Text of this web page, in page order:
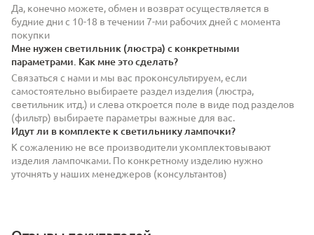
Да, конечно можете, обмен и возврат осуществляется в
будние дни с 10-18 в течении 7-ми рабочих дней с момента
покупки
Мне нужен светильник (люстра) с конкретными
параметрами. Как мне это сделать?
Связаться с нами и мы вас проконсультируем, если
самостоятельно выбираете раздел изделия (люстра,
светильник итд.) и слева откроется поле в виде под разделов
(фильтр) выбираете параметры важные для вас.
Идут ли в комплекте к светильнику лампочки?
К сожалению не все производители укомплектовывают
изделия лампочками. По конкретному изделию нужно
уточнять у наших менеджеров (консультантов)